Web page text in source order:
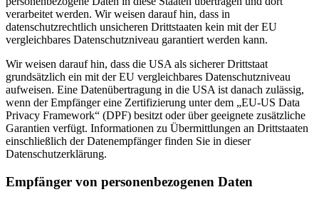
verarbeitet werden. Wir weisen darauf hin, dass in
datenschutzrechtlich unsicheren Drittstaaten kein mit der EU
vergleichbares Datenschutzniveau garantiert werden kann.
Wir weisen darauf hin, dass die USA als sicherer Drittstaat
grundsätzlich ein mit der EU vergleichbares Datenschutzniveau
aufweisen. Eine Datenübertragung in die USA ist danach zulässig,
wenn der Empfänger eine Zertifizierung unter dem „EU-US Data
Privacy Framework“ (DPF) besitzt oder über geeignete zusätzliche
Garantien verfügt. Informationen zu Übermittlungen an Drittstaaten
einschließlich der Datenempfänger finden Sie in dieser
Datenschutzerklärung.
Empfänger von personenbezogenen Daten